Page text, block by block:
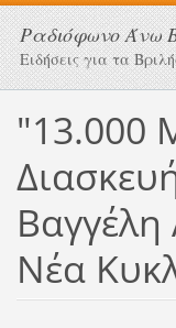
Ραδιόφωνο Άνω
Ειδήσεις για τα
"13.000
Νέα